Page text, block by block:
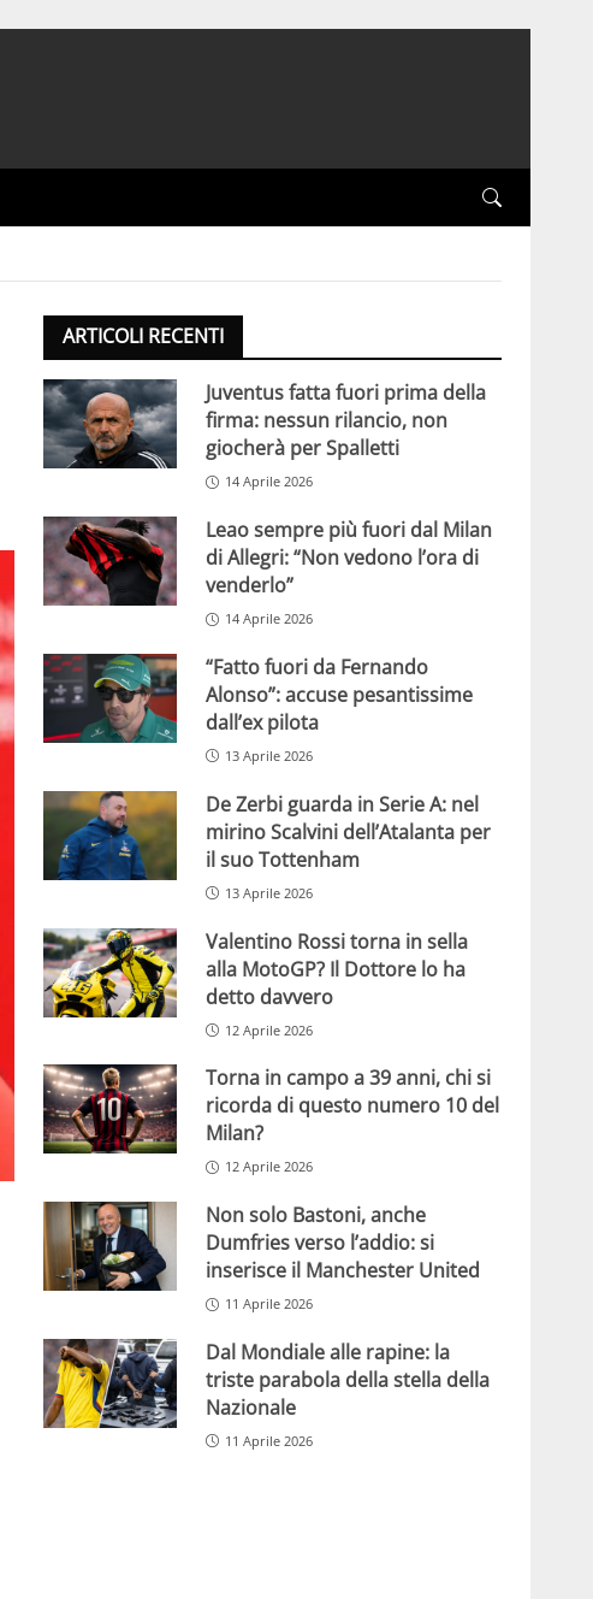
ARTICOLI RECENTI
Juventus fatta fuori prima della
firma: nessun rilancio, non
giocherà per Spalletti
14 Aprile 2026
Leao sempre più fuori dal Milan
di Allegri: “Non vedono l’ora di
venderlo”
14 Aprile 2026
“Fatto fuori da Fernando
Alonso”: accuse pesantissime
dall’ex pilota
13 Aprile 2026
De Zerbi guarda in Serie A: nel
mirino Scalvini dell’Atalanta per
il suo Tottenham
13 Aprile 2026
Valentino Rossi torna in sella
alla MotoGP? Il Dottore lo ha
detto davvero
12 Aprile 2026
Torna in campo a 39 anni, chi si
ricorda di questo numero 10 del
Milan?
12 Aprile 2026
Non solo Bastoni, anche
Dumfries verso l’addio: si
inserisce il Manchester United
11 Aprile 2026
Dal Mondiale alle rapine: la
triste parabola della stella della
Nazionale
11 Aprile 2026